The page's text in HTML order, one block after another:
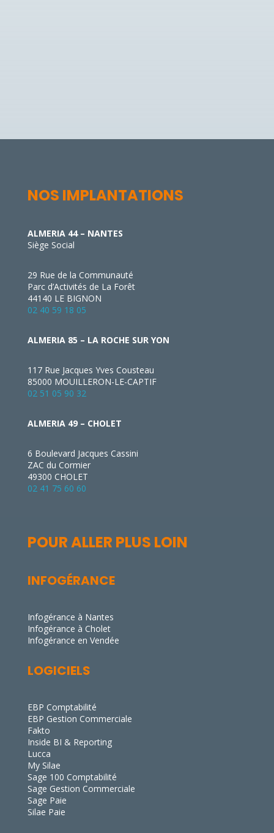
NOS IMPLANTATIONS
ALMERIA 44 – NANTES
Siège Social
29 Rue de la Communauté
Parc d’Activités de La Forêt
44140 LE BIGNON
02 40 59 18 05
ALMERIA 85 – LA ROCHE SUR YON
117 Rue Jacques Yves Cousteau
85000 MOUILLERON-LE-CAPTIF
02 51 05 90 32
ALMERIA 49 – CHOLET
6 Boulevard Jacques Cassini
ZAC du Cormier
49300 CHOLET
02 41 75 60 60
POUR ALLER PLUS LOIN
INFOGÉRANCE
Infogérance à Nantes
Infogérance à Cholet
Infogérance en Vendée
LOGICIELS
EBP Comptabilité
EBP Gestion Commerciale
Fakto
Inside BI & Reporting
Lucca
My Silae
Sage 100 Comptabilité
Sage Gestion Commerciale
Sage Paie
Silae Paie